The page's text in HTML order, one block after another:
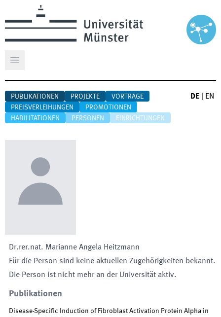
Hauptmenü öffnen
PUBLIKATIONEN PROJEKTE
VORTRÄGE
PREISVERLEIHUNGEN
PROMOTIONEN
HABILITATIONEN
PERSONEN EINRICHTUNGEN
DE EN
Dr.rer.nat. Marianne Angela Heitzmann
Für die Person sind keine aktuellen Zugehörigkeiten bekannt.
Die Person ist nicht mehr an der Universität aktiv.
Publikationen
Disease-Specific Induction of Fibroblast Activation Protein Alpha in